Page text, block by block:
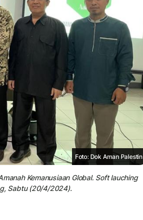
Foto: Dok Aman Palestin
Kemanusiaan Global. Soft lauching
Sabtu (20/4/2024).